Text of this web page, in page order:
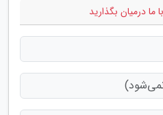
ما درمیان بگذارید